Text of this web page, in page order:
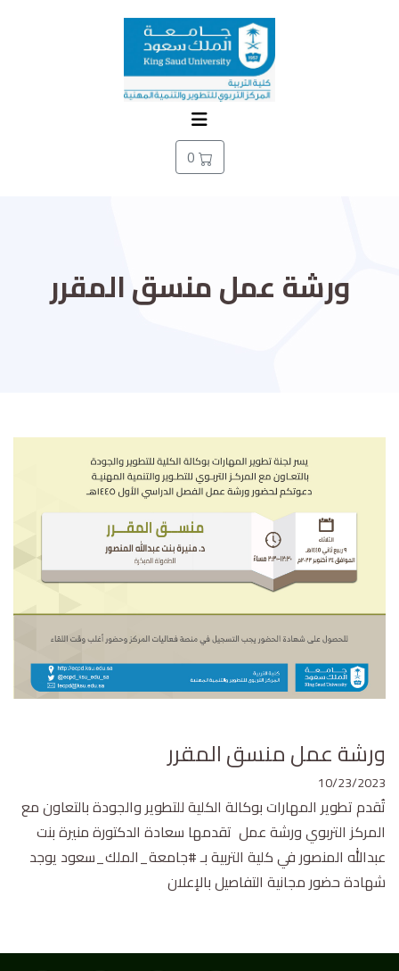
0
ورشة عمل منسق المقرر
ورشة عمل منسق المقرر
10/23/2023
تُقدم تطوير المهارات بوكالة الكلية للتطوير والجودة بالتعاون مع
المركز التربوي ورشة عمل تقدمها سعادة الدكتورة منيرة بنت
عبدالله المنصور في كلية التربية بـ #جامعة_الملك_سعود يوجد
شهادة حضور مجانية التفاصيل بالإعلان